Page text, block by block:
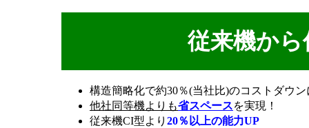
従来機か
構造簡略化で約30％(当社比)のコストダウン
他社同等機よりも省スペースを実現！
従来機CI型より 20％以上の能力UP